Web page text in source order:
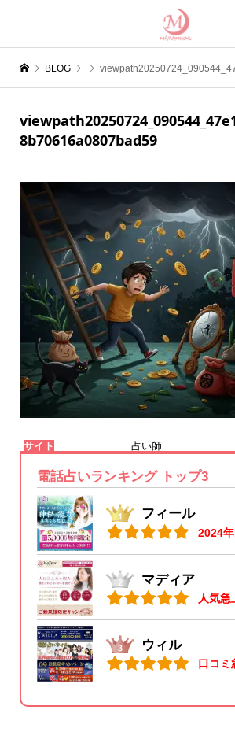
BLOG
8b70616a0807bad59
サイト 占い師
電話占いランキング トップ3
フィール
2024年
マディア
人気急
ウィル
口コミ